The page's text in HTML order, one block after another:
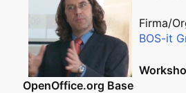
Firma/
BOS-it
OpenOffice.org Base